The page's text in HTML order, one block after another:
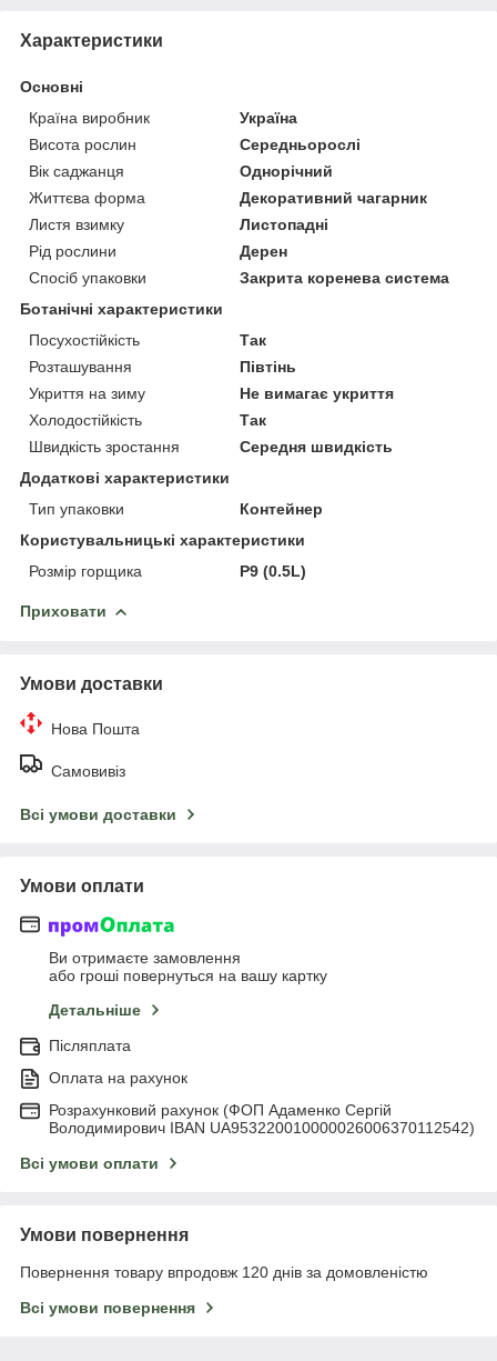
Характеристики
Основні
Країна виробник
Україна
Висота рослин
Середньорослі
Вік саджанця
Однорічний
Життєва форма
Декоративний чагарник
Листя взимку
Листопадні
Рід рослини
Дерен
Спосіб упаковки
Закрита коренева система
Ботанічні характеристики
Посухостійкість
Так
Розташування
Півтінь
Укриття на зиму
Не вимагає укриття
Холодостійкість
Так
Швидкість зростання
Середня швидкість
Додаткові характеристики
Тип упаковки
Контейнер
Користувальницькі характеристики
Розмір горщика
P9 (0.5L)
Приховати
Умови доставки
Нова Пошта
Самовивіз
Всі умови доставки
Умови оплати
Ви отримаєте замовлення
або гроші повернуться на вашу картку
Детальніше
Післяплата
Оплата на рахунок
Розрахунковий рахунок (ФОП Адаменко Сергій
Володимирович IBAN UA953220010000026006370112542)
Всі умови оплати
Умови повернення
Повернення товару впродовж 120 днів за домовленістю
Всі умови повернення